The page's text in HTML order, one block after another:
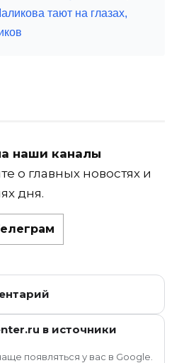
тают на глазах,
наши каналы
о главных новостях и
дня.
в источники
появляться у вас в Google.